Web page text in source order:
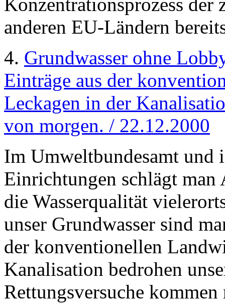
anderen EU-Ländern
4. Grundwasser ohne
Einträge aus der
Leckagen in der
von morgen. / 22.12.2000
Im Umweltbundesamt und
Einrichtungen schlägt
die Wasserqualität
unser Grundwasser sind
der konventionellen
Kanalisation bedrohen
Rettungsversuche kommen